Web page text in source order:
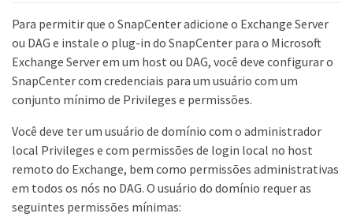
Para permitir que o SnapCenter adicione o Exchange Server
ou DAG e instale o plug-in do SnapCenter para o Microsoft
Exchange Server em um host ou DAG, você deve configurar o
SnapCenter com credenciais para um usuário com um
conjunto mínimo de Privileges e permissões.
Você deve ter um usuário de domínio com o administrador
local Privileges e com permissões de login local no host
remoto do Exchange, bem como permissões administrativas
em todos os nós no DAG. O usuário do domínio requer as
seguintes permissões mínimas: